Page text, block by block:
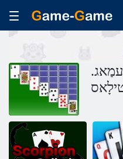
.ןיילנָא עריַאטילָאס סעמַאג